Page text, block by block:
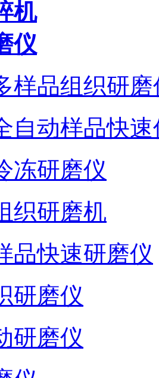
机
仪
样品组织研磨
自动样品快速
冻研磨仪
织研磨机
品快速研磨仪
研磨仪
研磨仪